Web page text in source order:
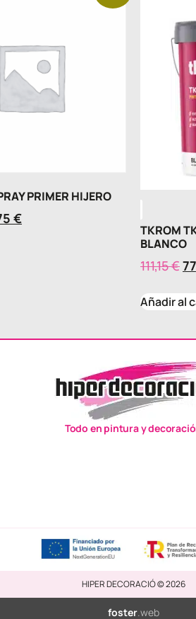
PRIMER HIJERO
€
TKROM
BLANCO
111,15€
Añadir al
Todo en pintura y
HIPER DECORACIÓ © 2026
foster.web